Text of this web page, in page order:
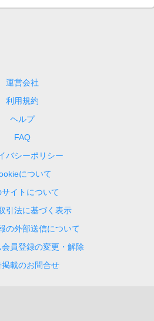
運営会社
利用規約
ヘルプ
FAQ
バシーポリシー
について
サイトについて
引法に基づく表示
の外部送信について
員登録の変更・解除
掲載のお問合せ